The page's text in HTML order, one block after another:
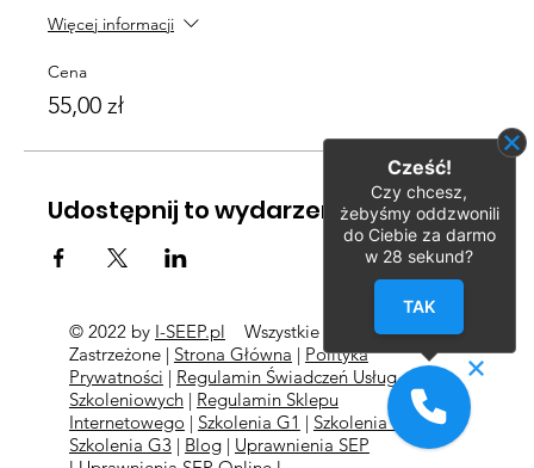
Więcej informacji
Cena
55,00 zł
Udostępnij to wydarzenie
© 2022 by I-SEEP.pl
Wszystkie Prawa
Zastrzeżone | Strona Główna | Polityka
Prywatności | Regulamin Świadczeń Usług
Szkoleniowych| Regulamin Sklepu
Internetowego | Szkolenia G1 | Szkolenia G2
l
Szkolenia G3 | Blog| Uprawnienia SEP
Cześć!
Czy chcesz,
żebyśmy oddzwonili
do Ciebie za darmo
w 28 sekund?
TAK